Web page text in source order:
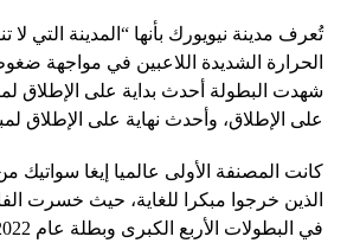
تُعرف مدينة نيويورك بأنها “المدينة التي
الحرارة الشديدة اللاعبين في مواجهة
شهدت البطولة أحدث بداية على الإطلاق
على الإطلاق، وأحدث نهاية على الإطلاق
كانت المصنفة الأولى عالميا إيغا سواتيك
الذين خرجوا مبكرا للغاية، حيث خسرت